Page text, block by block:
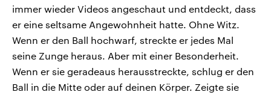
immer wieder Videos angeschaut und entdeckt, dass
er eine seltsame Angewohnheit hatte. Ohne Witz.
Wenn er den Ball hochwarf, streckte er jedes Mal
seine Zunge heraus. Aber mit einer Besonderheit.
Wenn er sie geradeaus herausstreckte, schlug er den
Ball in die Mitte oder auf deinen Körper. Zeigte sie